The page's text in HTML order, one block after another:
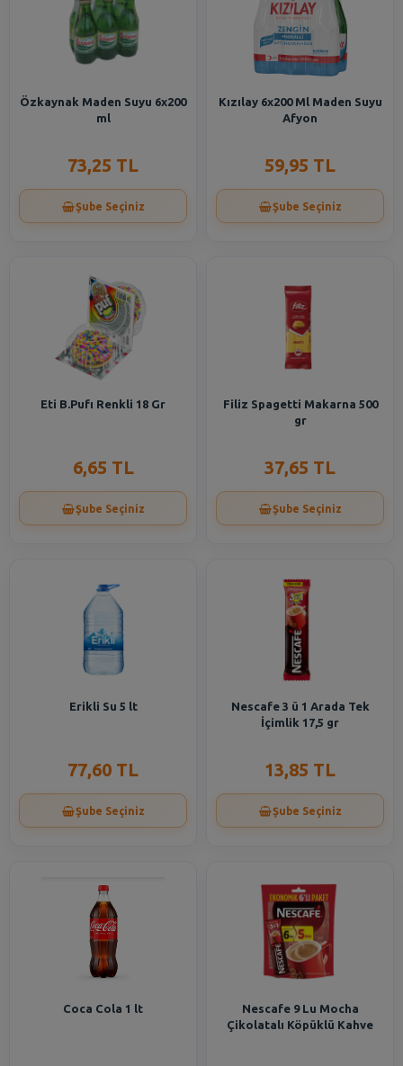
Özkaynak Maden Suyu 6x200
ml
73,25 TL
Şube Seçiniz
Kızılay 6x200 Ml Maden Suyu
Afyon
59,95 TL
Şube Seçiniz
Eti B.Pufı Renkli 18 Gr
6,65 TL
Şube Seçiniz
Filiz Spagetti Makarna 500
gr
37,65 TL
Şube Seçiniz
Erikli Su 5 lt
77,60 TL
Şube Seçiniz
Nescafe 3 ü 1 Arada Tek
İçimlik 17,5 gr
13,85 TL
Şube Seçiniz
Coca Cola 1 lt
Nescafe 9 Lu Mocha
Çikolatalı Köpüklü Kahve